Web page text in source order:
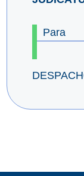
Para